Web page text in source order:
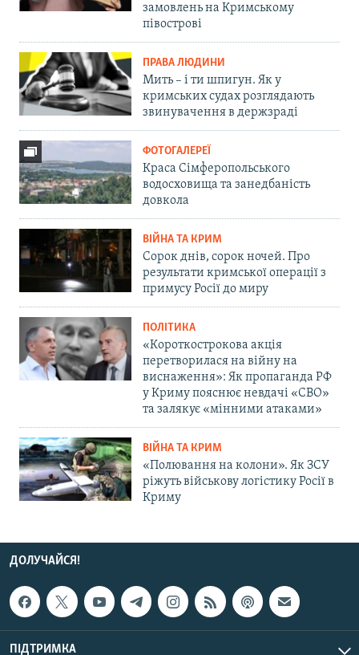
замовлень на Кримському
півострові
ПРАВА ЛЮДИНИ
Мить – і ти шпигун. Як у
кримських судах розглядають
звинувачення в держзраді
ФОТОГАЛЕРЕЇ
Краса Сімферопольського
водосховища та занедбаність
довкола
ВІЙНА ТА КРИМ
Сорок днів, сорок ночей. Про
результати кримської операції з
примусу Росії до миру
ПОЛІТИКА
«Короткострокова акція
перетворилася на війну на
виснаження»: Як пропаганда РФ
у Криму пояснює невдачі «СВО»
та залякує «мінними атаками»
ВІЙНА ТА КРИМ
«Полювання на колони». Як ЗСУ
ріжуть військову логістику Росії в
Криму
ДОЛУЧАЙСЯ!
ПІДТРИМКА